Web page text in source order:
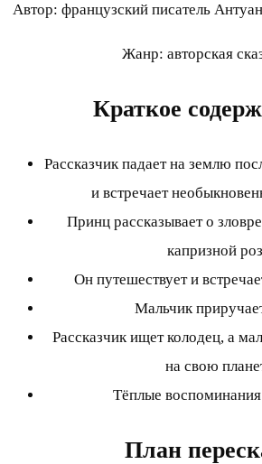
Автор: французский писатель
Жанр: авторская
Краткое
Рассказчик падает на землю
и встречает
Принц рассказывает о
капризной
Он путешествует и
Мальчик
Рассказчик ищет колодец, а
на свою
Тёплые
План